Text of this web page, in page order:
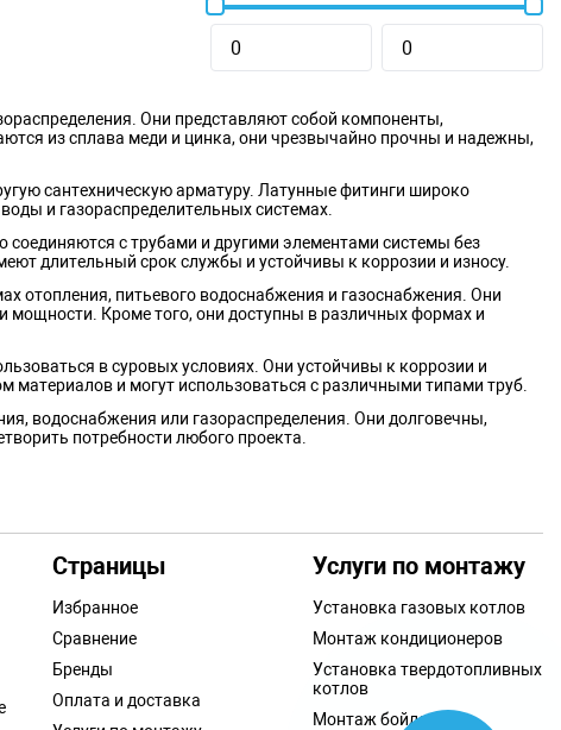
Они представляют собой компоненты,
из сплава меди и цинка, они чрезвычайно прочны и надежны,
сантехническую арматуру. Латунные фитинги широко
и газораспределительных системах.
с трубами и другими элементами системы без
длительный срок службы и устойчивы к коррозии и износу.
отопления, питьевого водоснабжения и газоснабжения. Они
мощности. Кроме того, они доступны в различных формах и
в суровых условиях. Они устойчивы к коррозии и
и могут использоваться с различными типами труб.
водоснабжения или газораспределения. Они долговечны,
потребности любого проекта.
широкий ассортимент латунных фитингов для всех
дополнительных фитингов, таких как прокладки и
с самыми строгими стандартами качества, чтобы гарантировать,
в Кишиневе, чтобы приобрести нашу продукцию лично. Мы также
Страницы
Избранное
Сравнение
Бренды
Оплата и доставка
Услуги по монтажу
Установка газовых котлов
Монтаж кондиционеров
Установка твердотопливных
котлов
Монтаж бойлеров